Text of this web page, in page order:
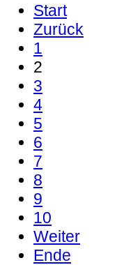
Start
Zurück
1
2
3
4
5
6
7
8
9
10
Weiter
Ende